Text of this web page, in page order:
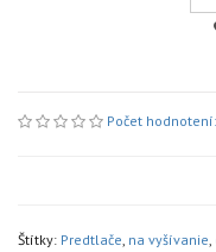
Počet
Štítky: Predtlače, na vyšívanie,